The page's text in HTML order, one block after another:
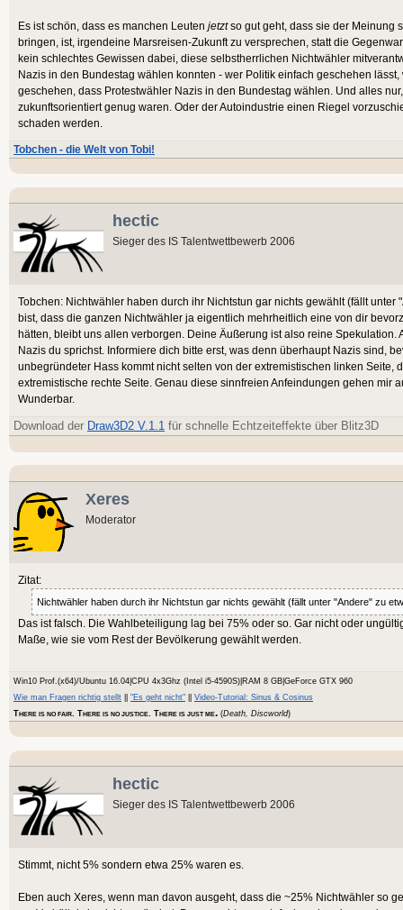
Es ist schön, dass es manchen Leuten jetztso gut geht, dass sie der Meinung
bringen, ist, irgendeine Marsreisen-Zukunft zu versprechen, statt die
kein schlechtes Gewissen dabei, diese selbstherrlichen Nichtwähler
Nazis in den Bundestag wählen konnten - wer Politik einfach geschehen
geschehen, dass Protestwähler Nazis in den Bundestag wählen. Und alles
zukunftsorientiert genug waren. Oder der Autoindustrie einen Riegel
schaden werden.
Tobchen - die Welt von Tobi!
hectic
Sieger des IS Talentwettbewerb 2006
Tobchen: Nichtwähler haben durch ihr Nichtstun gar nichts gewählt (fällt unter
bist, dass die ganzen Nichtwähler ja eigentlich mehrheitlich eine von dir
hätten, bleibt uns allen verborgen. Deine Äußerung ist also reine
Nazis du sprichst. Informiere dich bitte erst, was denn überhaupt Nazis sind,
unbegründeter Hass kommt nicht selten von der extremistischen linken Seite,
extremistische rechte Seite. Genau diese sinnfreien Anfeindungen gehen mir
Wunderbar.
Download der Draw3D2 V.1.1 für schnelle Echtzeiteffekte über Blitz3D
Xeres
Moderator
Zitat:
Nichtwähler haben durch ihr Nichtstun gar nichts gewählt (fällt unter "Andere" zu
Das ist falsch. Die Wahlbeteiligung lag bei 75% oder so. Gar nicht oder
Maße, wie sie vom Rest der Bevölkerung gewählt werden.
Win10 Prof.(x64)/Ubuntu 16.04|CPU 4x3Ghz (Intel i5-4590S)|RAM 8 GB|GeForce GTX 960
Wie man Fragen richtig stellt
"Es geht nicht"
Video-Tutorial: Sinus & Cosinus
THERE IS NO FAIR . THERE IS NO JUSTICE . THERE IS JUST ME (Death, Discworld)
hectic
Sieger des IS Talentwettbewerb 2006
Stimmt, nicht 5% sondern etwa 25% waren es.
Eben auch Xeres, wenn man davon ausgeht, dass die ~25% Nichtwähler so